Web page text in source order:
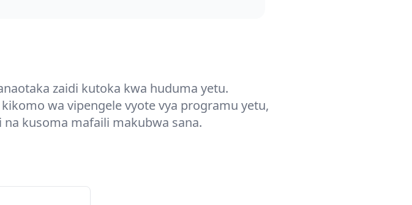
zaidi kutoka kwa huduma yetu.
wa vipengele vyote vya programu yetu,
kusoma mafaili makubwa sana.